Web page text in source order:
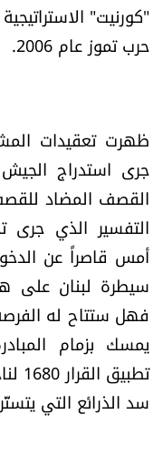
العالم
الصحافة الإسرائيلية
فصل من كتاب
اقرأ تضحك
كاميرا
سجالات
صحّة وصحن
"كورنيت"
حرب تموز عام 2006.
ظهرت تعقيدات
جرى استدراج
القصف المضاد
التفسير الذي
أمس قاصراً عن
سيطرة لبنان على
فهل ستتاح له
يمسك بزمام
سد الذرائع التي